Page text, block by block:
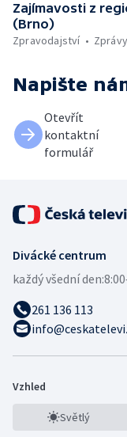
Zajímavosti z
(Brno)
Zpravodajství
Zprávy
Napište
Otevřít
kontaktní
formulář
Divácké centrum
každý všední den:
261 136 113
Vzhled
Světlý